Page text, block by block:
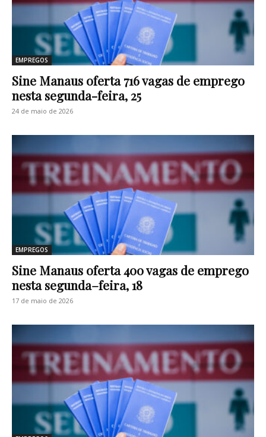
EMPREGOS
Sine Manaus oferta 716 vagas de emprego
nesta segunda-feira, 25
24 de maio de 2026
EMPREGOS
Sine Manaus oferta 400 vagas de emprego
nesta segunda–feira, 18
17 de maio de 2026